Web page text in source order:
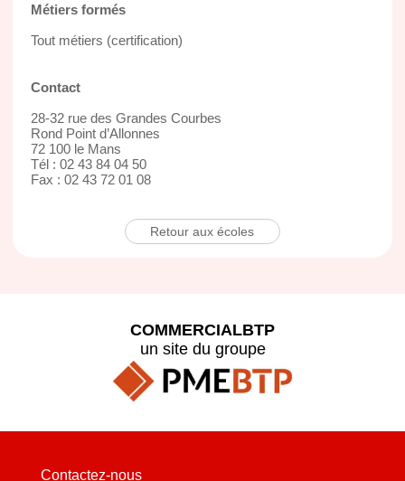
Métiers formés
Tout métiers (certification)
Contact
28-32 rue des Grandes Courbes
Rond Point d’Allonnes
72 100 le Mans
Tél : 02 43 84 04 50
Fax : 02 43 72 01 08
Retour aux écoles
COMMERCIALBTP
un site du groupe
Contactez-nous